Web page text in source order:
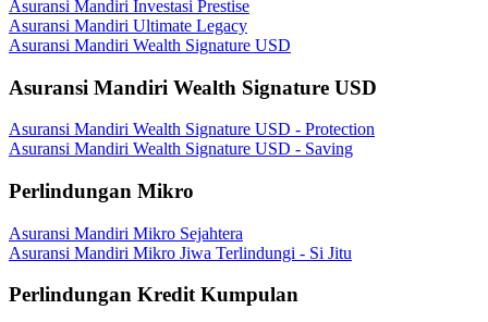
Asuransi Mandiri Investasi Prestise
Asuransi Mandiri Ultimate Legacy
Asuransi Mandiri Wealth Signature USD
Asuransi Mandiri Wealth Signature USD
Asuransi Mandiri Wealth Signature USD - Protection
Asuransi Mandiri Wealth Signature USD - Saving
Perlindungan Mikro
Asuransi Mandiri Mikro Sejahtera
Asuransi Mandiri Mikro Jiwa Terlindungi - Si Jitu
Perlindungan Kredit Kumpulan